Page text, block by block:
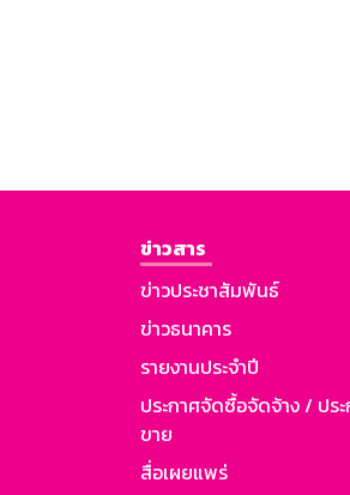
ข่าวสาร
ข่าวประชาสัมพันธ์
ข่าวธนาคาร
รายงานประจำปี
ประกาศจัดซื้อจัดจ้าง / ปร
ขาย
สื่อเผยแพร่